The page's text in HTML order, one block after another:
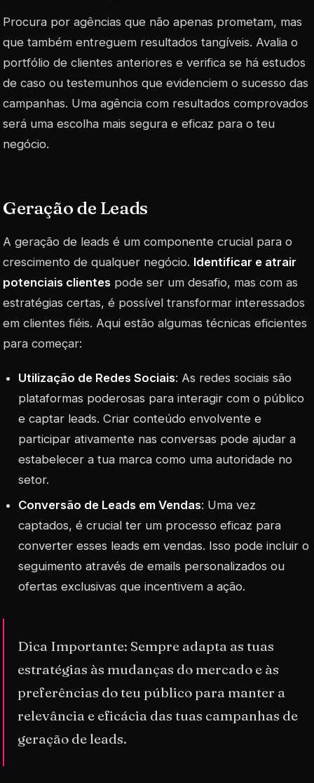
Procura por agências que não apenas prometam, mas
que também entreguem resultados tangíveis. Avalia o
portfólio de clientes anteriores e verifica se há estudos
de caso ou testemunhos que evidenciem o sucesso das
campanhas. Uma agência com resultados comprovados
será uma escolha mais segura e eficaz para o teu
negócio.
Geração de Leads
A geração de leads é um componente crucial para o
crescimento de qualquer negócio. Identificar e atrair
potenciais clientes pode ser um desafio, mas com as
estratégias certas, é possível transformar interessados
em clientes fiéis. Aqui estão algumas técnicas eficientes
para começar:
Utilização de Redes Sociais: As redes sociais são
plataformas poderosas para interagir com o público
e captar leads. Criar conteúdo envolvente e
participar ativamente nas conversas pode ajudar a
estabelecer a tua marca como uma autoridade no
setor.
Conversão de Leads em Vendas: Uma vez
captados, é crucial ter um processo eficaz para
converter esses leads em vendas. Isso pode incluir o
seguimento através de emails personalizados ou
ofertas exclusivas que incentivem a ação.
Dica Importante: Sempre adapta as tuas
estratégias às mudanças do mercado e às
preferências do teu público para manter a
relevância e eficácia das tuas campanhas de
geração de leads.